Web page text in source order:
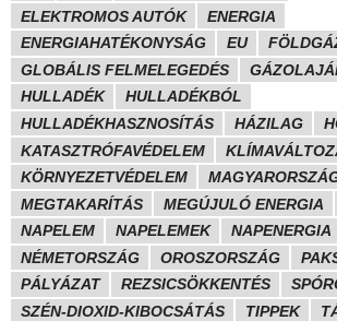
ELEKTROMOS AUTÓK
ENERGIA
ENERGIAHATÉKONYSÁG
EU
GLOBÁLIS FELMELEGEDÉS
HULLADÉK
HULLADÉKBÓL
HULLADÉKHASZNOSÍTÁS
HÁZILAG
KATASZTRÓFAVÉDELEM
KÖRNYEZETVÉDELEM
MEGTAKARÍTÁS
MEGÚJULÓ ENERGIA
NAPELEM
NAPELEMEK
NAPENERGIA
NÉMETORSZÁG
OROSZORSZÁG
PÁLYÁZAT
REZSICSÖKKENTÉS
SZÉN-DIOXID-KIBOCSÁTÁS
TIPPEK